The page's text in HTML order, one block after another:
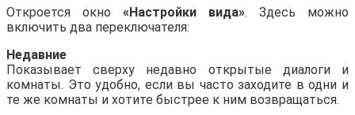
Откроется окно «Настройки вида». Здесь можно
включить два переключателя:
Недавние
Показывает сверху недавно открытые диалоги и
комнаты. Это удобно, если вы часто заходите в одни и
те же комнаты и хотите быстрее к ним возвращаться.